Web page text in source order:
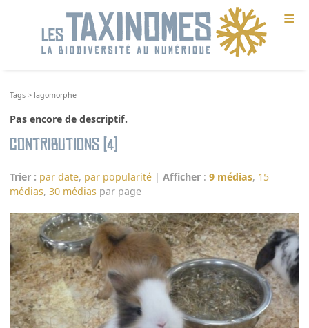
≡
Tags > lagomorphe
Pas encore de descriptif.
Contributions (4)
Trier : par date, par popularité |Afficher :9 médias, 15
médias,30 médias par page